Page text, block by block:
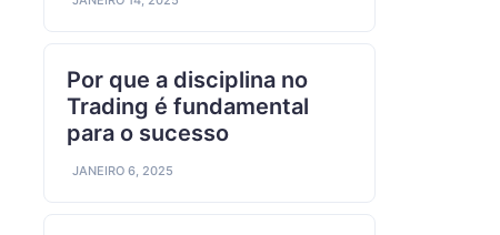
Por que a disciplina no
Trading é fundamental
para o sucesso
JANEIRO 6, 2025